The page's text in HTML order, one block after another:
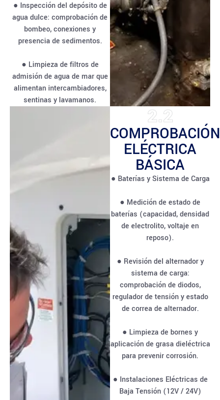
● Inspección del depósito de
agua dulce: comprobación de
bombeo, conexiones y
presencia de sedimentos.
● Limpieza de filtros de
admisión de agua de mar que
alimentan intercambiadores,
sentinas y lavamanos.
2.2
COMPROBACIÓN
ELÉCTRICA
BÁSICA
● Baterías y Sistema de Carga
● Medición de estado de
baterías (capacidad, densidad
de electrolito, voltaje en
reposo).
● Revisión del alternador y
sistema de carga:
comprobación de diodos,
regulador de tensión y estado
de correa de alternador.
● Limpieza de bornes y
aplicación de grasa dieléctrica
para prevenir corrosión.
● Instalaciones Eléctricas de
Baja Tensión (12V / 24V)